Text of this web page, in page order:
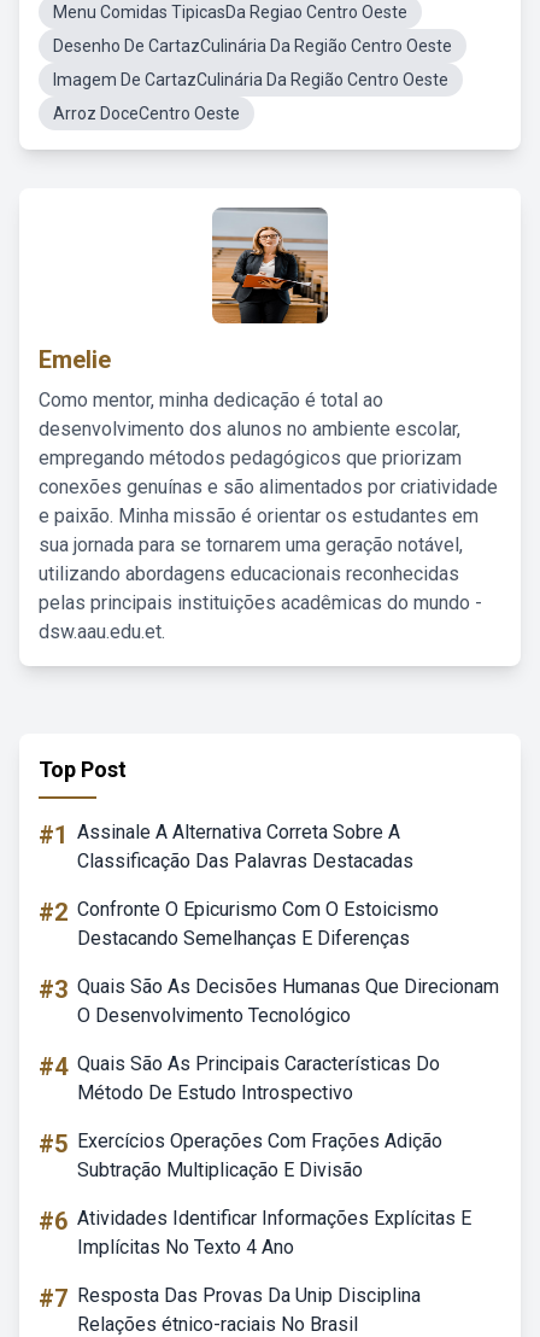
Menu Comidas TipicasDa Regiao Centro Oeste
Desenho De CartazCulinária Da Região Centro Oeste
Imagem De CartazCulinária Da Região Centro Oeste
Arroz DoceCentro Oeste
Emelie
Como mentor, minha dedicação é total ao
desenvolvimento dos alunos no ambiente escolar,
empregando métodos pedagógicos que priorizam
conexões genuínas e são alimentados por criatividade
e paixão. Minha missão é orientar os estudantes em
sua jornada para se tornarem uma geração notável,
utilizando abordagens educacionais reconhecidas
pelas principais instituições acadêmicas do mundo -
dsw.aau.edu.et.
Top Post
#1 Assinale A Alternativa Correta Sobre A
Classificação Das Palavras Destacadas
#2 Confronte O Epicurismo Com O Estoicismo
Destacando Semelhanças E Diferenças
#3 Quais São As Decisões Humanas Que Direcionam
O Desenvolvimento Tecnológico
#4 Quais São As Principais Características Do
Método De Estudo Introspectivo
#5 Exercícios Operações Com Frações Adição
Subtração Multiplicação E Divisão
#6 Atividades Identificar Informações Explícitas E
Implícitas No Texto 4 Ano
#7 Resposta Das Provas Da Unip Disciplina
Relações étnico-raciais No Brasil